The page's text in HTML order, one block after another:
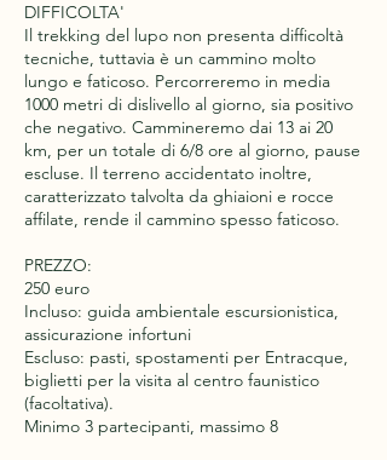
DIFFICOLTA'
Il trekking del lupo non presenta difficoltà
tecniche, tuttavia è un cammino molto
lungo e faticoso. Percorreremo in media
1000 metri di dislivello al giorno, sia positivo
che negativo. Cammineremo dai 13 ai 20
km, per un totale di 6/8 ore al giorno, pause
escluse. Il terreno accidentato inoltre,
caratterizzato talvolta da ghiaioni e rocce
affilate, rende il cammino spesso faticoso.
PREZZO:
250 euro
Incluso: guida ambientale escursionistica,
assicurazione infortuni
Escluso: pasti, spostamenti per Entracque,
biglietti per la visita al centro faunistico
(facoltativa).
Minimo 3 partecipanti, massimo 8